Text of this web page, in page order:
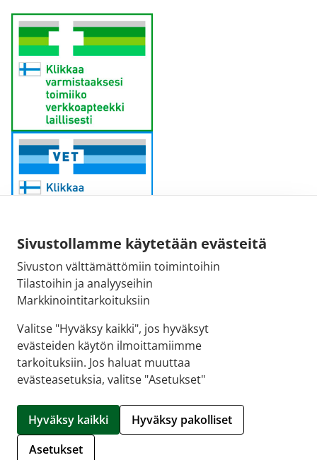
Sivustollamme käytetään evästeitä
Sivuston välttämättömiin toimintoihin
Tilastoihin ja analyyseihin
Markkinointitarkoituksiin
Valitse "Hyväksy kaikki", jos hyväksyt
evästeiden käytön ilmoittamiimme
tarkoituksiin. Jos haluat muuttaa
evästeasetuksia, valitse "Asetukset"
Hyväksy kaikki
Hyväksy pakolliset
Asetukset
Sähköpostiosoite:
kirjaamo@fimea.fi
Fimean vaihde:
029 522 3341
Hallitse evästeitä